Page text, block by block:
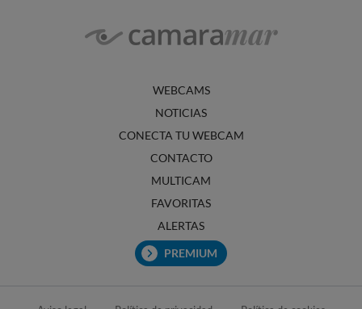
WEBCAMS
NOTICIAS
CONECTA TU WEBCAM
CONTACTO
MULTICAM
FAVORITAS
ALERTAS
PREMIUM